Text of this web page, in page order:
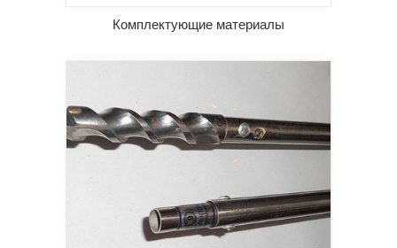
Комплектующие материалы